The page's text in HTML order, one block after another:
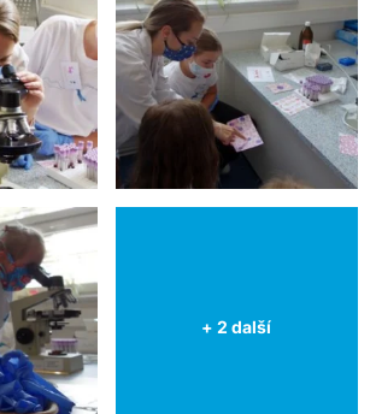
+ 2 další